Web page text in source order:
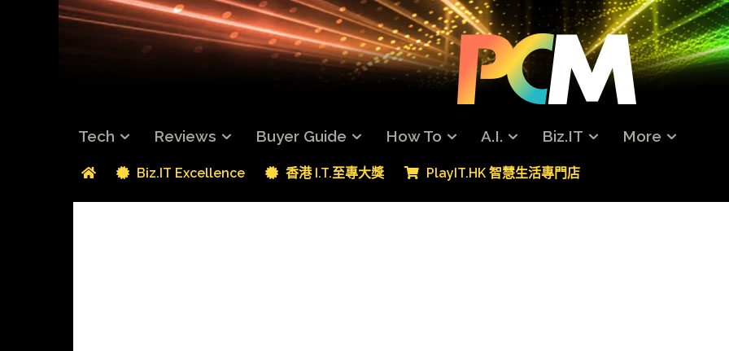
Tech Reviews Buyer Guide How To A.I. Biz.IT More
Biz.IT Excellence 香港 I.T.至專大獎 PlayIT.HK 智慧生活專門店